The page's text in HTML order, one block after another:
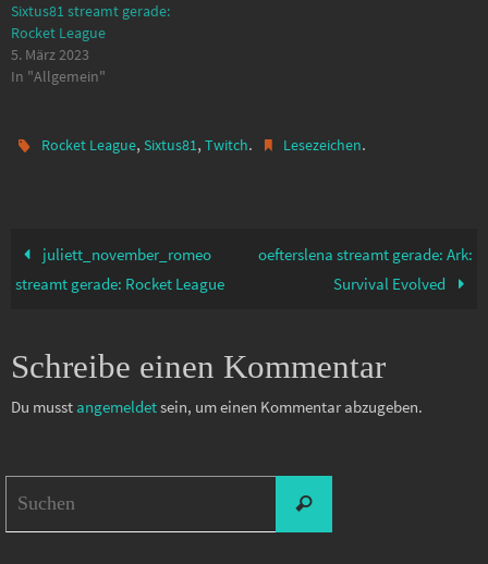
Sixtus81 streamt gerade:
Rocket League
5. März 2023
In "Allgemein"
Rocket League,Sixtus81,Twitch. Lesezeichen.
juliett_november_romeo
streamt gerade: Rocket League
oefterslena streamt gerade: Ark:
Survival Evolved
Schreibe einen Kommentar
Du musst angemeldetsein, um einen Kommentar abzugeben.
Suchen